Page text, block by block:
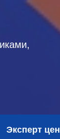
Эксперт цен